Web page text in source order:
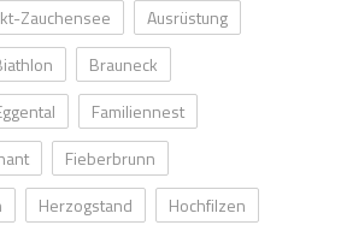
Zauchensee
Ausrüstung
Brauneck
Familiennest
Fieberbrunn
Herzogstand
Hochfilzen